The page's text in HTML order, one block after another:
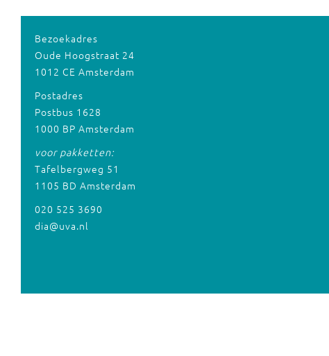
Bezoekadres
Oude Hoogstraat 24
1012 CE Amsterdam
Postadres
Postbus 1628
1000 BP Amsterdam
voor pakketten:
Tafelbergweg 51
1105 BD Amsterdam
020 525 3690
dia@uva.nl